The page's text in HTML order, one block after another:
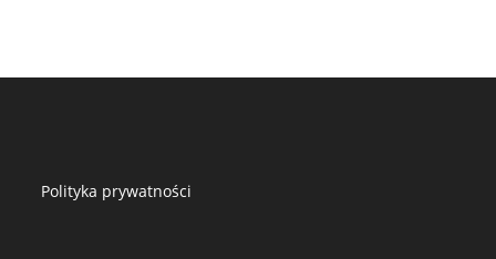
Polityka prywatności